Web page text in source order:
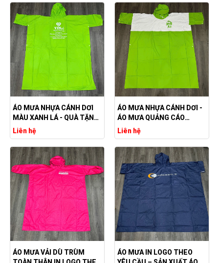
ÁO MƯA NHỰA CÁNH DƠI
MÀU XANH LÁ - QUÀ TẶNG
DOANH NGHIỆP
Liên hệ
ÁO MƯA NHỰA CÁNH DƠI -
ÁO MƯA QUẢNG CÁO
THƯƠNG HIỆU
Liên hệ
ÁO MƯA VẢI DÙ TRÙM
ÁO MƯA IN LOGO THEO